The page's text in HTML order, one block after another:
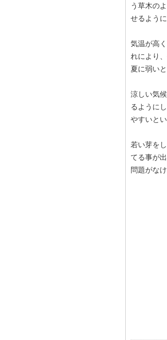
う草木の
せるよう
気温が高
れにより
夏に弱い
涼しい気
るように
やすいと
若い芽を
てる事が
問題がな